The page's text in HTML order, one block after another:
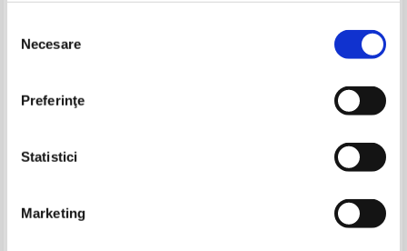
consimțământului
Necesare
Preferinţe
Statistici
Marketing
L. Antropov - Electrochimie
-35%
Jeff Hawkins - 1000 de creieri